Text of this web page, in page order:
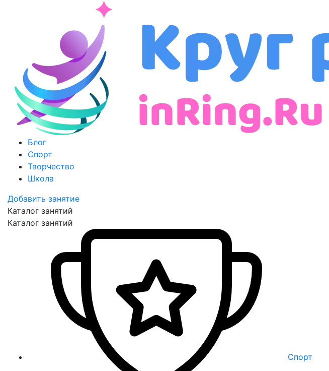
Блог
Спорт
Творчество
Школа
Добавить занятие
Каталог занятий
Каталог занятий
Спорт